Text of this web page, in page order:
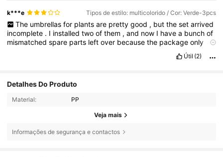
k***e Tipos de estilo: multicolorido / Cor: Verde-3pcs
The umbrellas for plants are pretty good , but the set arrived
incomplete . I installedtwoofthem ,and now I havea bunchof
mismatchedspare parts leftover becausethe packageonly
Útil (2)
Detalhes Do Produto
Material: PP
Veja mais
Informações de segurança e contactos